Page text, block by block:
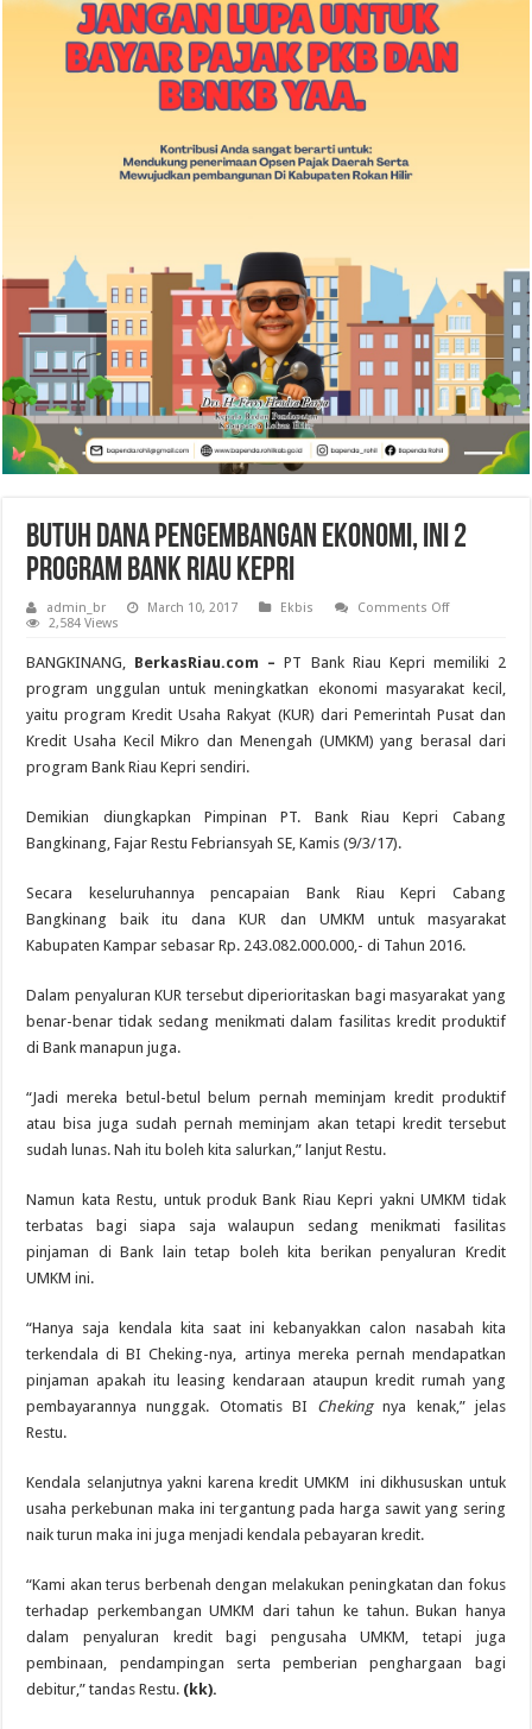
Butuh Dana Pengembangan Ekonomi, Ini 2
Program Bank Riau Kepri
admin_br March 10, 2017 Ekbis Comments Offon
Ekonomi,
Ini
2
Program
Riau
2,584 Views
BANGKINANG, BerkasRiau.com –PT Bank Riau Kepri memiliki 2
program unggulan untuk meningkatkan ekonomi masyarakat kecil,
yaitu program Kredit Usaha Rakyat (KUR) dari Pemerintah Pusat dan
Kredit Usaha Kecil Mikro dan Menengah (UMKM) yang berasal dari
program Bank Riau Kepri sendiri.
Demikian diungkapkan Pimpinan PT. Bank Riau Kepri Cabang
Bangkinang, Fajar Restu Febriansyah SE, Kamis (9/3/17).
Secara keseluruhannya pencapaian Bank Riau Kepri Cabang
Bangkinang baik itu dana KUR dan UMKM untuk masyarakat
Kabupaten Kampar sebasar Rp. 243.082.000.000,- di Tahun 2016.
Dalam penyaluran KUR tersebut diperioritaskan bagi masyarakat yang
benar-benar tidak sedang menikmati dalam fasilitas kredit produktif
di Bank manapun juga.
“Jadi mereka betul-betul belum pernah meminjam kredit produktif
atau bisa juga sudah pernah meminjam akan tetapi kredit tersebut
sudah lunas. Nah itu boleh kita salurkan,” lanjut Restu.
Namun kata Restu, untuk produk Bank Riau Kepri yakni UMKM tidak
terbatas bagi siapa saja walaupun sedang menikmati fasilitas
pinjaman di Bank lain tetap boleh kita berikan penyaluran Kredit
UMKM ini.
“Hanya saja kendala kita saat ini kebanyakkan calon nasabah kita
terkendala di BI Cheking-nya, artinya mereka pernah mendapatkan
pinjaman apakah itu leasing kendaraan ataupun kredit rumah yang
pembayarannya nunggak. Otomatis BI Chekingnya kenak,” jelas
Restu.
Kendala selanjutnya yakni karena kredit UMKM ini dikhususkan untuk
usaha perkebunan maka ini tergantung pada harga sawit yang sering
naik turun maka ini juga menjadi kendala pebayaran kredit.
“Kami akan terus berbenah dengan melakukan peningkatan dan fokus
terhadap perkembangan UMKM dari tahun ke tahun. Bukan hanya
dalam penyaluran kredit bagi pengusaha UMKM, tetapi juga
pembinaan, pendampingan serta pemberian penghargaan bagi
debitur,” tandas Restu. (kk).